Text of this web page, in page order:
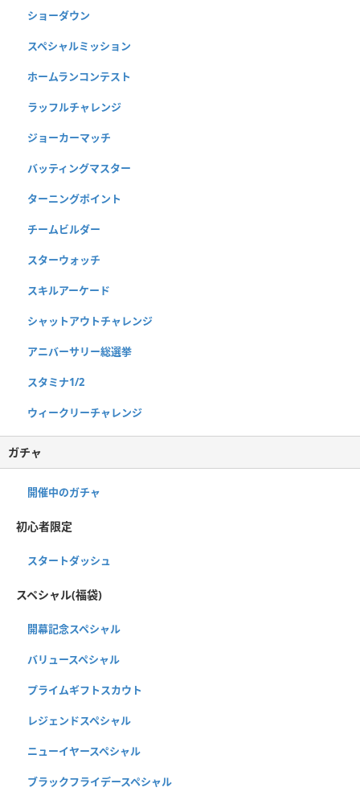
ショーダウン
スペシャルミッション
ホームランコンテスト
ラッフルチャレンジ
ジョーカーマッチ
バッティングマスター
ターニングポイント
チームビルダー
スターウォッチ
スキルアーケード
シャットアウトチャレンジ
アニバーサリー総選挙
スタミナ1/2
ウィークリーチャレンジ
ガチャ
開催中のガチャ
初心者限定
スタートダッシュ
スペシャル(福袋)
開幕記念スペシャル
バリュースペシャル
プライムギフトスカウト
レジェンドスペシャル
ニューイヤースペシャル
ブラックフライデースペシャル